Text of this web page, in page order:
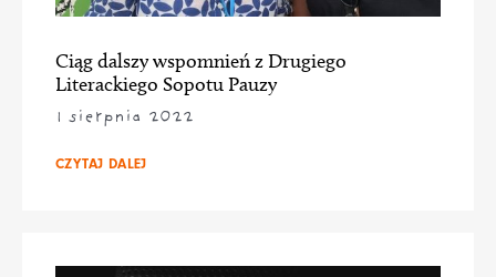
Ciąg dalszy wspomnień z Drugiego
Literackiego Sopotu Pauzy
1 sierpnia 2022
CZYTAJ DALEJ